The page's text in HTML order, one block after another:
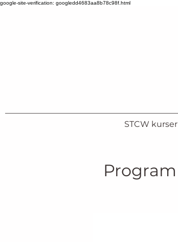
google-site-verification: googledd4683aa8b78c98f.html
STCW kurser
Program